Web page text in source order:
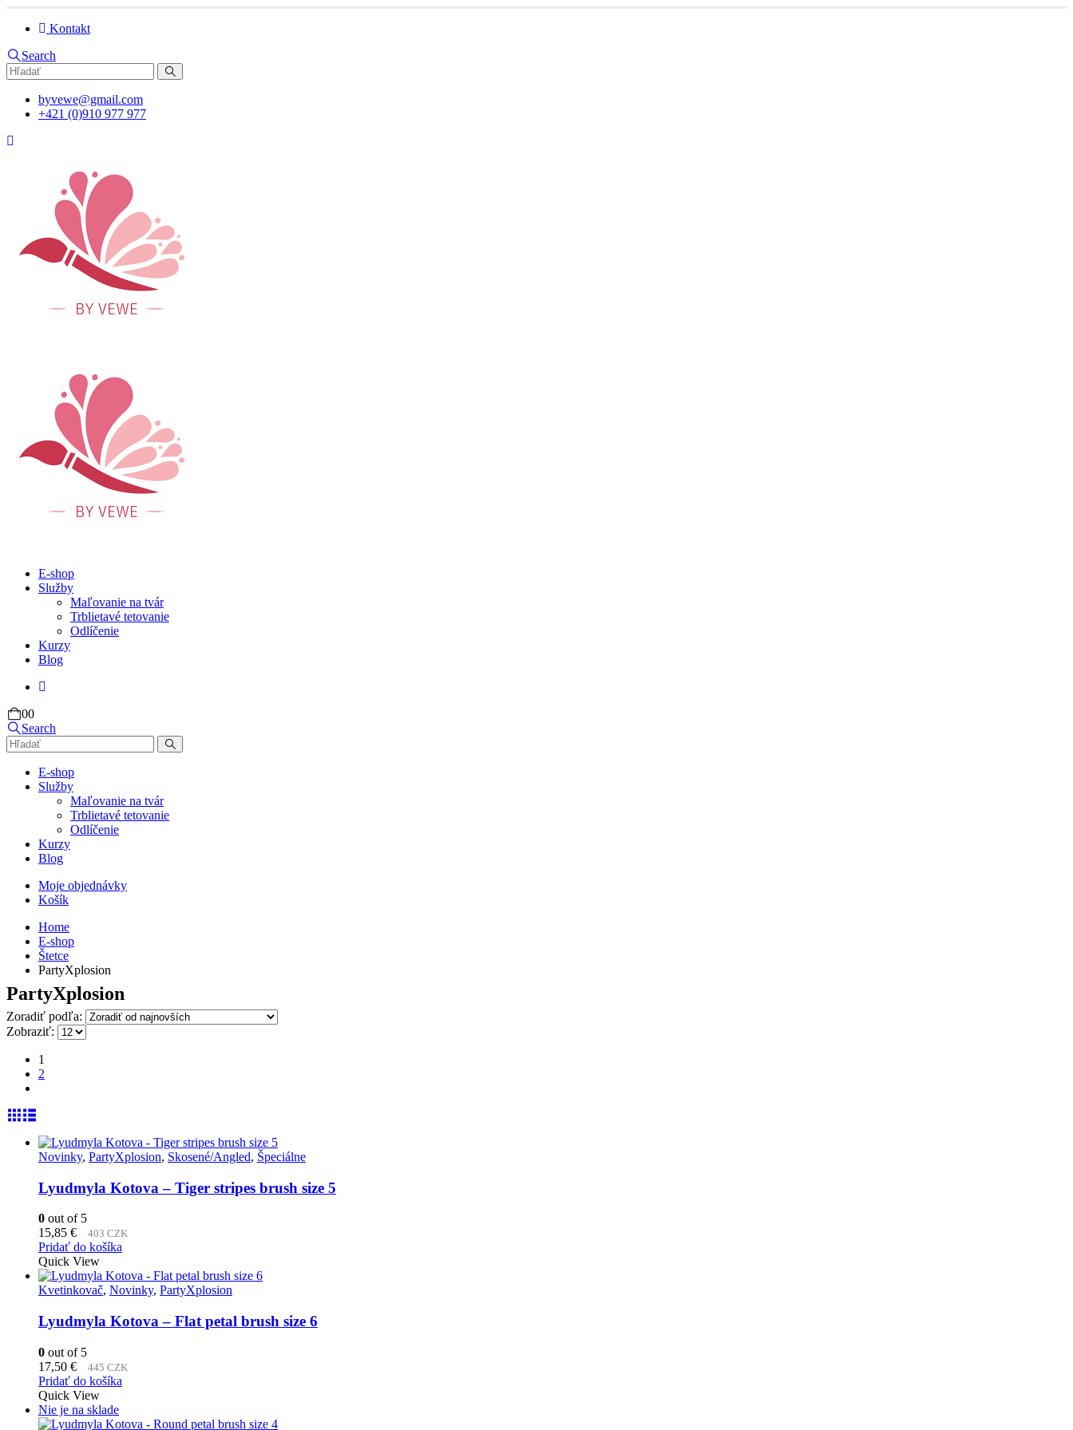
Kontakt
Search
byvewe@gmail.com
+421 (0)910 977 977
E-shop
Služby
Maľovanie na tvár
Trblietavé tetovanie
Odlíčenie
Kurzy
Blog
00
Search
E-shop
Služby
Maľovanie na tvár
Trblietavé tetovanie
Odlíčenie
Kurzy
Blog
Moje objednávky
Košík
Home
E-shop
Štetce
PartyXplosion
PartyXplosion
Zoradiť podľa:
Zobraziť:
1
2
Novinky, PartyXplosion, Skosené/Angled, Špeciálne
Lyudmyla Kotova – Tiger stripes brush size 5
0 out of 5
15,85 € 403 CZK
Pridať do košíka
Quick View
Kvetinkovač, Novinky, PartyXplosion
Lyudmyla Kotova – Flat petal brush size 6
0 out of 5
17,50 € 445 CZK
Pridať do košíka
Quick View
Nie je na sklade